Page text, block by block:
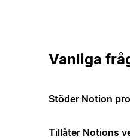
Vanliga
Stöder Notion
Tillåter Notions